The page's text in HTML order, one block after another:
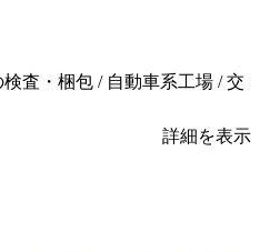
査・梱包 / 自動車系工場 / 交
詳細を表示